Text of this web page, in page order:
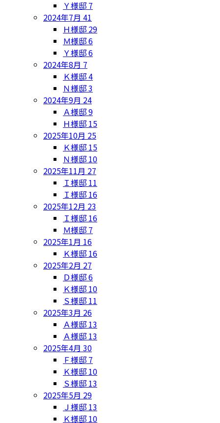
Ｙ様邸 7
2024年7月 41
Ｈ様邸 29
Ｍ様邸6
Ｙ様邸6
2024年8月 7
Ｋ様邸4
Ｎ様邸3
2024年9月 24
Ａ様邸9
Ｈ様邸 15
2025年10月 25
Ｋ様邸 15
Ｎ様邸 10
2025年11月 27
Ｉ様邸 11
Ｉ様邸 16
2025年12月 23
Ｉ様邸 16
Ｍ様邸 7
2025年1月 16
Ｋ様邸 16
2025年2月 27
Ｄ様邸6
Ｋ様邸 10
Ｓ様邸 11
2025年3月 26
Ａ様邸 13
Ａ様邸 13
2025年4月 30
Ｆ様邸 7
Ｋ様邸 10
Ｓ様邸 13
2025年5月 29
Ｊ様邸 13
Ｋ様邸 10